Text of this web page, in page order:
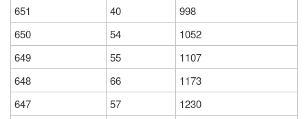
651
40
998
650
54
1052
649
55
1107
648
66
1173
647
57
1230